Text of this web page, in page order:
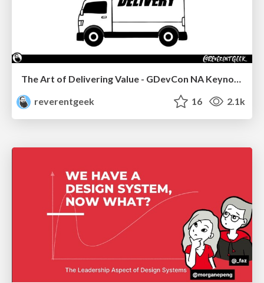
The Art of Delivering Value - GDevCon NA Keynote
reverentgeek
16 2.1k